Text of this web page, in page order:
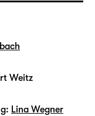
mittlerweile
Leipzig, die
Wiese
Jahrmarkt
Weitz
Lina Wegner